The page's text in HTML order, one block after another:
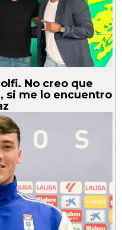
No creo que
si me lo encuentro